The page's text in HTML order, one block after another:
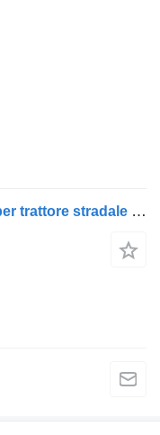
Generatore Bosch A0151546402 per trattore stradale Mercedes-Benz Actros euro 6 2022>